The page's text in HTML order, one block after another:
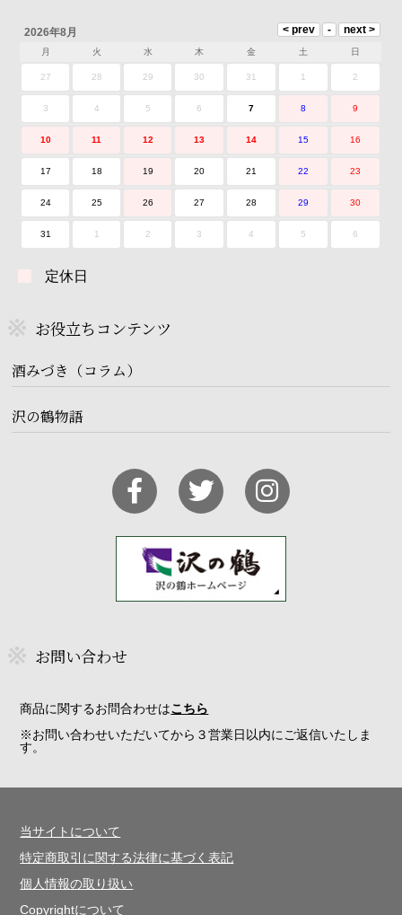
2026年8月
月 火 水 木 金 土 日
27 28 29 30 31 1 2
3 4 5 6 7 8 9
10 11 12 13 14 15 16
17 18 19 20 21 22 23
24 25 26 27 28 29 30
31 1 2 3 4 5 6
定休日
お役立ちコンテンツ
酒みづき（コラム）
沢の鶴物語
お問い合わせ
商品に関するお問合わせはこちら
※お問い合わせいただいてから３営業日以内にご返信いたしま
す。
当サイトについて
特定商取引に関する法律に基づく表記
個人情報の取り扱い
Copyrightについて